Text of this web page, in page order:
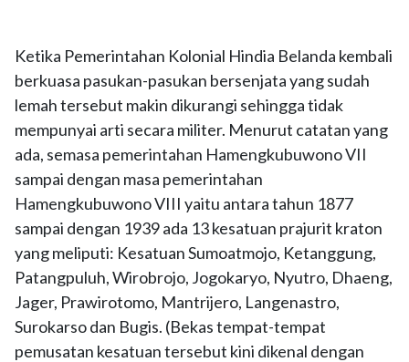
Ketika Pemerintahan Kolonial Hindia Belanda kembali
berkuasa pasukan-pasukan bersenjata yang sudah
lemah tersebut makin dikurangi sehingga tidak
mempunyai arti secara militer. Menurut catatan yang
ada, semasa pemerintahan Hamengkubuwono VII
sampai dengan masa pemerintahan
Hamengkubuwono VIII yaitu antara tahun 1877
sampai dengan 1939 ada 13 kesatuan prajurit kraton
yang meliputi: Kesatuan Sumoatmojo, Ketanggung,
Patangpuluh, Wirobrojo, Jogokaryo, Nyutro, Dhaeng,
Jager, Prawirotomo, Mantrijero, Langenastro,
Surokarso dan Bugis. (Bekas tempat-tempat
pemusatan kesatuan tersebut kini dikenal dengan